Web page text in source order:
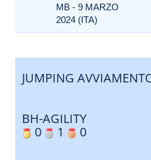
MB - 9 MARZO
2024 (ITA)
JUMPING
BH-AGILITY
0
1 0